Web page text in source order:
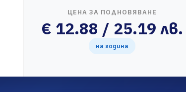
ЦЕНА ЗА ПОДНОВЯВАНЕ
€ 12.88 / 25.19 лв.
на година